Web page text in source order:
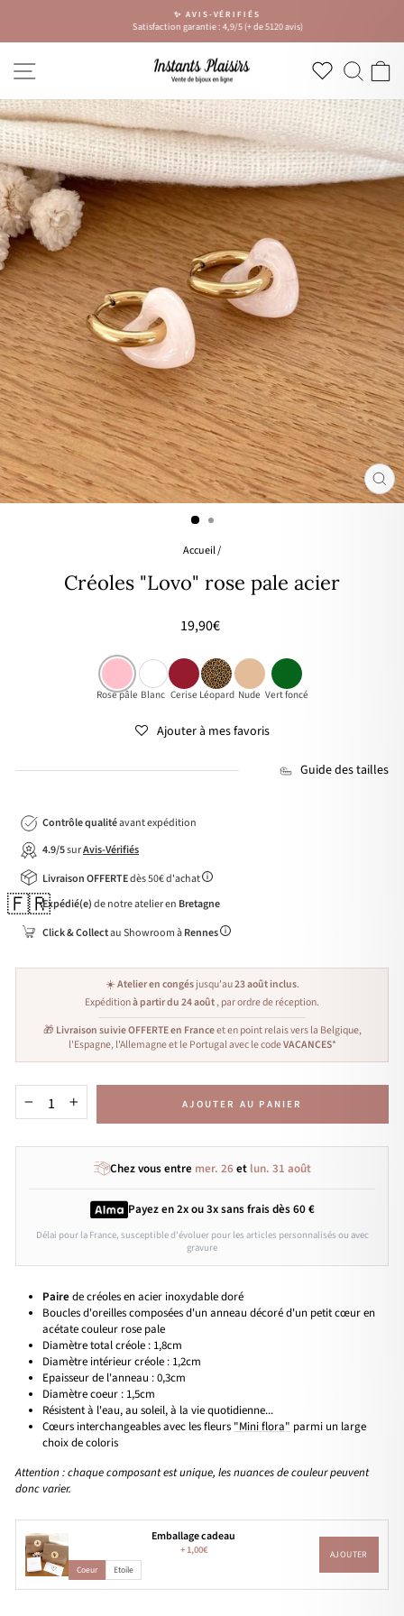
contenu
Diaporama
Pause
✨ AVIS-VÉRIFIÉS
Satisfaction garantie : 4,9/5 (+ de 5120 avis)
Accueil/
Créoles "Lovo" rose pale acier
Prix
19,90€
Rose pâle Blanc Cerise Léopard Nude Vert foncé
Ajouter à mes favoris
Guide des tailles
Contrôle qualitéavant expédition
4.9/5surAvis-Vérifiés
Livraison OFFERTEdès 50€ d'achat
🇫🇷Expédié(e)de notre atelier en Bretagne
Click & Collectau Showroom àRennes
☀️Atelier en congésjusqu'au23 août inclus.
Expéditionà partir du 24 août, par ordre de réception.
🎁 Livraison suivie OFFERTE en Franceet en point relais vers la Belgique,
l'Espagne, l'Allemagne et le Portugal avec le codeVACANCES*
+ AJOUTER AU PANIER
Chez vous entre mer. 26et lun. 31 août
Payez en 2x ou 3xsans fraisdès 60 €
Délai pour la France, susceptible d'évoluer pour les articles personnalisés ou avec
gravure
Paire de créoles en acier inoxydable doré
Boucles d'oreilles composées d'un anneau décoré d'un petit cœur en
acétate couleur rose pale
Diamètre total créole : 1,8cm
Diamètre intérieur créole : 1,2cm
Epaisseur de l'anneau : 0,3cm
Diamètre coeur : 1,5cm
Résistent à l'eau, au soleil, à la vie quotidienne...
Cœurs interchangeables avec les fleurs "Mini flora" parmi un large
choix de coloris
Attention : chaque composant est unique, les nuances de couleur peuvent
donc varier.
Emballage cadeau
+1,00€
Coeur Etoile
AJOUTER